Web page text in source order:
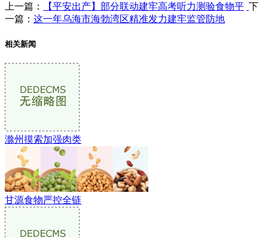
上一篇： 【平安出产】部分联动建牢高考听力测验食物平 下
一篇： 这一年乌海市海勃湾区精准发力建牢监管防地
相关新闻
滁州摸索加强肉类
甘源食物严控全链